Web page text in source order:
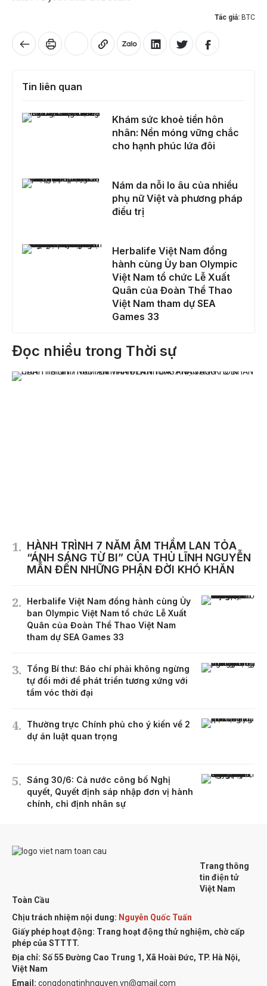
Tác giả: BTC
Tin liên quan
Khám sức khoẻ tiền hôn nhân: Nền móng vững chắc cho hạnh phúc lứa đôi
Khám sức khoẻ tiền hôn
nhân: Nền móng vững chắc
cho hạnh phúc lứa đôi
Nám da nỗi lo âu của nhiều phụ nữ Việt và phương pháp điều trị
Nám da nỗi lo âu của nhiều
phụ nữ Việt và phương pháp
điều trị
Herbalife Việt Nam đồng hành cùng Ủy ban Olympic Việt Nam tổ chức Lễ Xuất Quân của Đoàn Thể Thao Việt Nam tham dự SEA Games 33
Herbalife Việt Nam đồng
hành cùng Ủy ban Olympic
Việt Nam tổ chức Lễ Xuất
Quân của Đoàn Thể Thao
Việt Nam tham dự SEA
Games 33
Đọc nhiều trong Thời sự
HÀNH TRÌNH 7 NĂM ÂM THẦM LAN TỎA
“ÁNH SÁNG TỪ BI” CỦA THỦ LĨNH NGUYỄN
MẪN ĐẾN NHỮNG PHẬN ĐỜI KHÓ KHĂN
Herbalife Việt Nam đồng hành cùng Ủy
ban Olympic Việt Nam tổ chức Lễ Xuất
Quân của Đoàn Thể Thao Việt Nam
tham dự SEA Games 33
Tổng Bí thư: Báo chí phải không ngừng
tự đổi mới để phát triển tương xứng với
tầm vóc thời đại
Thường trực Chính phủ cho ý kiến về 2
dự án luật quan trọng
Sáng 30/6: Cả nước công bố Nghị
quyết, Quyết định sáp nhập đơn vị hành
chính, chỉ định nhân sự
Trang thông
tin điện tử
Việt Nam
Toàn Cầu
Chịu trách nhiệm nội dung: Nguyễn Quốc Tuấn
Giấy phép hoạt động: Trang hoạt động thử nghiệm, chờ cấp
phép của STTTT.
Địa chỉ: Số 55 Đường Cao Trung 1, Xã Hoài Đức, TP. Hà Nội,
Việt Nam
Email: congdongtinhnguyen.vn@gmail.com